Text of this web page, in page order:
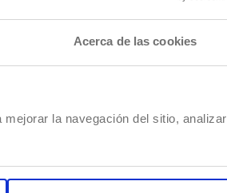
Acerca de las cookies
la navegación del sitio, analizar